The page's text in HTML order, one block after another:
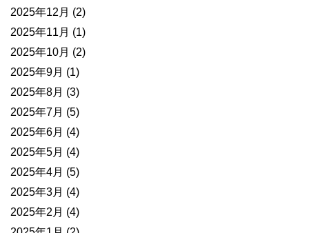
2025年12月 (2)
2025年11月 (1)
2025年10月 (2)
2025年9月 (1)
2025年8月 (3)
2025年7月 (5)
2025年6月 (4)
2025年5月 (4)
2025年4月 (5)
2025年3月 (4)
2025年2月 (4)